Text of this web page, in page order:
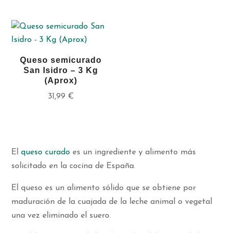
Queso semicurado
San Isidro – 3 Kg
(Aprox)
31,99 €
Elqueso curado es un ingrediente y alimento más
solicitado en la cocina de España.
El queso es un alimento sólido que se obtiene por
maduración de la cuajada de la leche animal o vegetal
una vez eliminado el suero.